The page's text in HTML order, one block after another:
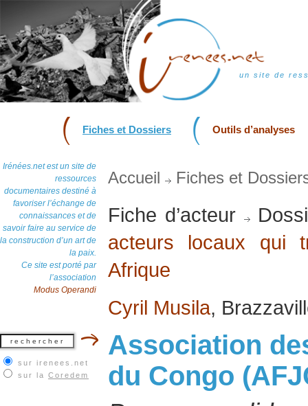
un site de
Fiches et Dossiers Outils d’analyses
Irénées.net est un site de
ressources
documentaires destiné à
favoriser l’échange de
connaissances et de
savoir faire au service de
la construction d’un art de
la paix.
Ce site est porté par
l’association
Modus Operandi
sur irenees.net
sur la Coredem
Accueil Fiches et
Fiche d’acteur
acteurs locaux qui
Afrique
Cyril Musila,
Association
du Congo